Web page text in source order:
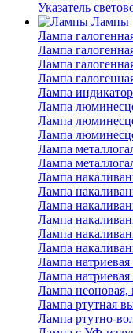
Указатель
Лампы
Лампа
Лампа
Лампа
Лампа
Лампа
Лампа
Лампа
Лампа
Лампа
Лампа
Лампа
Лампа
Лампа
Лампа
Лампа
Лампа
Лампа
Лампа натриевая
Лампа
Лампа ртутная
Лампа ртутно-